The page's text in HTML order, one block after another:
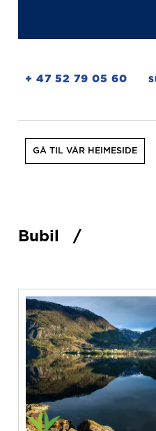
+ 47 52 79 05 60
GÅ TIL VÅR HEIMESIDE
Bubil /